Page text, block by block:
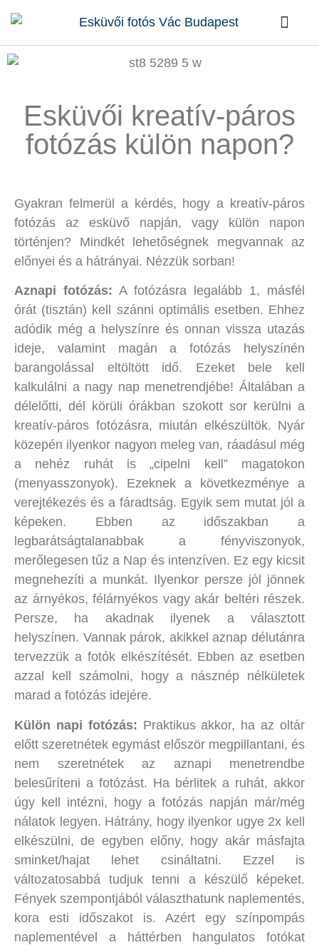
Esküvői kreatív-páros
fotózás külön napon?
Gyakran felmerül a kérdés, hogy a kreatív-páros
fotózás az esküvő napján, vagy külön napon
történjen? Mindkét lehetőségnek megvannak az
előnyei és a hátrányai. Nézzük sorban!
Aznapi fotózás: A fotózásra legalább 1, másfél
órát (tisztán) kell szánni optimális esetben. Ehhez
adódik még a helyszínre és onnan vissza utazás
ideje, valamint magán a fotózás helyszínén
barangolással eltöltött idő. Ezeket bele kell
kalkulálni a nagy nap menetrendjébe! Általában a
délelőtti, dél körüli órákban szokott sor kerülni a
kreatív-páros fotózásra, miután elkészültök. Nyár
közepén ilyenkor nagyon meleg van, ráadásul még
a nehéz ruhát is „cipelni kell” magatokon
(menyasszonyok). Ezeknek a következménye a
verejtékezés és a fáradtság. Egyik sem mutat jól a
képeken. Ebben az időszakban a
legbarátságtalanabbak a fényviszonyok,
merőlegesen tűz a Nap és intenzíven. Ez egy kicsit
megnehezíti a munkát. Ilyenkor persze jól jönnek
az árnyékos, félárnyékos vagy akár beltéri részek.
Persze, ha akadnak ilyenek a választott
helyszínen. Vannak párok, akikkel aznap délutánra
tervezzük a fotók elkészítését. Ebben az esetben
azzal kell számolni, hogy a násznép nélkületek
marad a fotózás idejére.
Külön napi fotózás: Praktikus akkor, ha az oltár
előtt szeretnétek egymást először megpillantani, és
nem szeretnétek az aznapi menetrendbe
belesűríteni a fotózást. Ha bérlitek a ruhát, akkor
úgy kell intézni, hogy a fotózás napján már/még
nálatok legyen. Hátrány, hogy ilyenkor ugye 2x kell
elkészülni, de egyben előny, hogy akár másfajta
sminket/hajat lehet csináltatni. Ezzel is
változatosabbá tudjuk tenni a készülő képeket.
Fények szempontjából választhatunk naplementés,
kora esti időszakot is. Azért egy színpompás
naplementével a háttérben hangulatos fotókat